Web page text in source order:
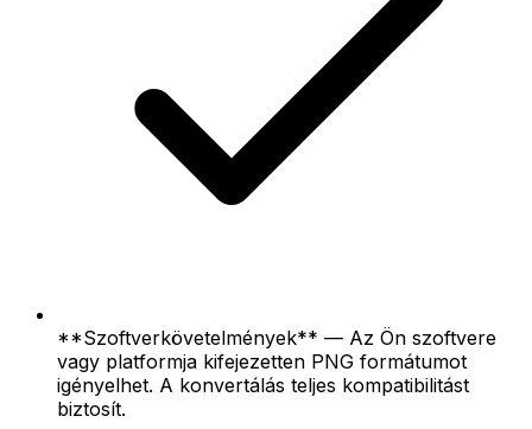
**Szoftverkövetelmények** — Az Ön szoftvere
vagy platformja kifejezetten PNG formátumot
igényelhet. A konvertálás teljes kompatibilitást
biztosít.